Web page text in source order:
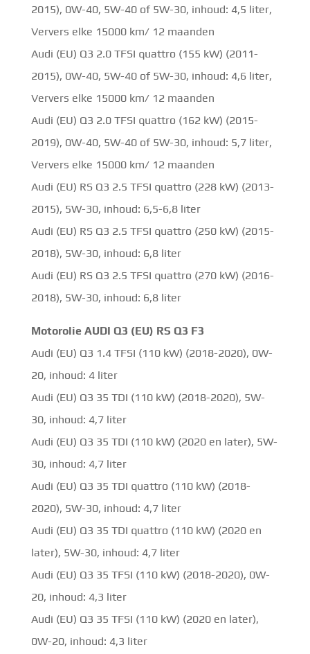
2015), 0W-40, 5W-40 of 5W-30, inhoud: 4,5 liter,
Ververs elke 15000 km/ 12 maanden
Audi (EU) Q3 2.0 TFSI quattro (155 kW) (2011-
2015), 0W-40, 5W-40 of 5W-30, inhoud: 4,6 liter,
Ververs elke 15000 km/ 12 maanden
Audi (EU) Q3 2.0 TFSI quattro (162 kW) (2015-
2019), 0W-40, 5W-40 of 5W-30, inhoud: 5,7 liter,
Ververs elke 15000 km/ 12 maanden
Audi (EU) RS Q3 2.5 TFSI quattro (228 kW) (2013-
2015), 5W-30, inhoud: 6,5-6,8 liter
Audi (EU) RS Q3 2.5 TFSI quattro (250 kW) (2015-
2018), 5W-30, inhoud: 6,8 liter
Audi (EU) RS Q3 2.5 TFSI quattro (270 kW) (2016-
2018), 5W-30, inhoud: 6,8 liter
Motorolie AUDI Q3 (EU) RS Q3 F3
Audi (EU) Q3 1.4 TFSI (110 kW) (2018-2020), 0W-
20, inhoud: 4 liter
Audi (EU) Q3 35 TDI (110 kW) (2018-2020), 5W-
30, inhoud: 4,7 liter
Audi (EU) Q3 35 TDI (110 kW) (2020 en later), 5W-
30, inhoud: 4,7 liter
Audi (EU) Q3 35 TDI quattro (110 kW) (2018-
2020), 5W-30, inhoud: 4,7 liter
Audi (EU) Q3 35 TDI quattro (110 kW) (2020 en
later), 5W-30, inhoud: 4,7 liter
Audi (EU) Q3 35 TFSI (110 kW) (2018-2020), 0W-
20, inhoud: 4,3 liter
Audi (EU) Q3 35 TFSI (110 kW) (2020 en later),
0W-20, inhoud: 4,3 liter